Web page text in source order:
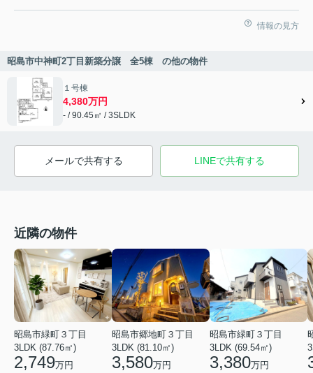
情報の見方
昭島市中神町2丁目新築分譲 全5棟 の他の物件
１号棟
4,380万円
- / 90.45㎡ / 3SLDK
メールで共有する LINEで共有する
近隣の物件
昭島市緑町３丁目
3LDK (87.76㎡)
2,749万円
昭島市郷地町３丁目
3LDK (81.10㎡)
3,580万円
昭島市緑町３丁目
3LDK (69.54㎡)
3,380万円